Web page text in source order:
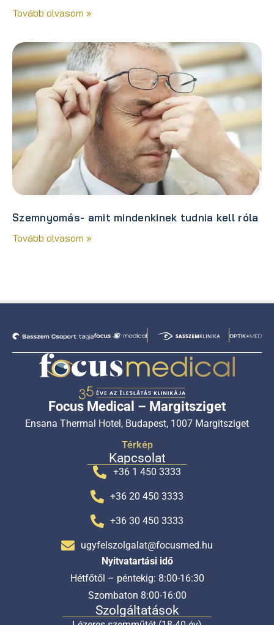
Tovább olvasom »
Szemnyomás- amit mindenkinek tudnia kell róla
Tovább olvasom »
Focus Medical – Margitsziget
Ensana Thermal Hotel, Budapest, 1007 Margitsziget
Térkép
Kapcsolat
+36 1 450 3333
+36 20 450 3333
+36 30 450 3333
ugyfelszolgalat@focusmed.hu
Nyitvatartási idő
Hétfőtől – péntekig: 8:00-16:30
Szombaton 8:00-16:00
Szolgáltatások